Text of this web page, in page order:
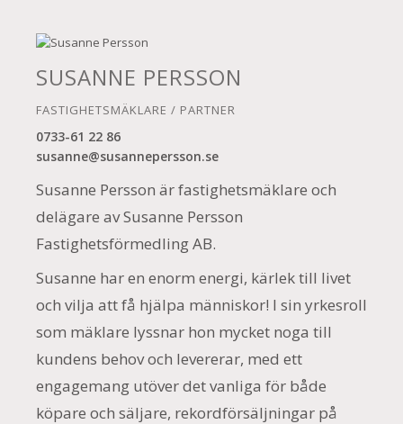
SUSANNE PERSSON
FASTIGHETSMÄKLARE / PARTNER
0733-61 22 86
susanne@susannepersson.se
Susanne Persson är fastighetsmäklare och
delägare av Susanne Persson
Fastighetsförmedling AB.
Susanne har en enorm energi, kärlek till livet
och vilja att få hjälpa människor! I sin yrkesroll
som mäklare lyssnar hon mycket noga till
kundens behov och levererar, med ett
engagemang utöver det vanliga för både
köpare och säljare, rekordförsäljningar på